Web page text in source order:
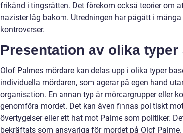
frikänd i tingsrätten. Det förekom också teorier om
nazister låg bakom. Utredningen har pågått i
kontroverser.
Presentation av olika
Olof Palmes mördare kan delas upp i olika typer
individuella mördaren, som agerar på egen hand
organisation. En annan typ är mördargrupper eller
genomföra mordet. Det kan även finnas politiskt
övertygelser eller ett hat mot Palme som politiker.
bekräftats som ansvariga för mordet på Olof Palme.